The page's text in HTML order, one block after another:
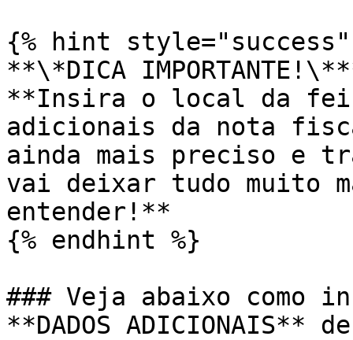
{% hint style="success"
**\*DICA
**Insira o local da
adicionais da nota
ainda mais preciso e
vai deixar tudo muito
entender!**
{% endhint %}
### Veja abaixo como
**DADOS ADICIONAIS**